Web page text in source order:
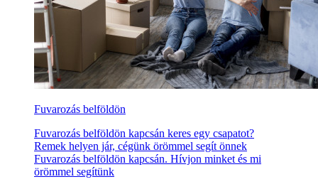
Fuvarozás belföldön
Fuvarozás belföldön kapcsán keres egy csapatot?
Remek helyen jár, cégünk örömmel segít önnek
Fuvarozás belföldön kapcsán. Hívjon minket és mi
örömmel segítünk